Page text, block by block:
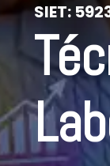
SIET: